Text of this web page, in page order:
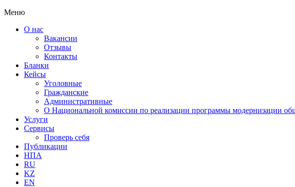
Меню
О нас
Вакансии
Отзывы
Контакты
Бланки
Кейсы
Уголовные
Гражданские
Административные
О Национальной комиссии по реализации программы модернизации
Услуги
Сервисы
Проверь себя
Публикации
НПА
RU
KZ
EN